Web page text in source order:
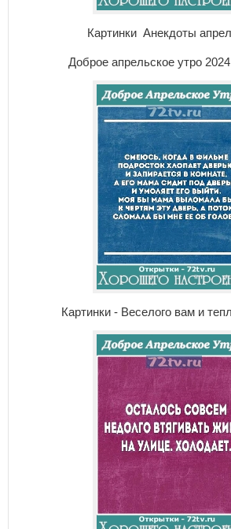
Картинки Анекдоты
Доброе апрельское утро 2024
Картинки - Веселого вам и